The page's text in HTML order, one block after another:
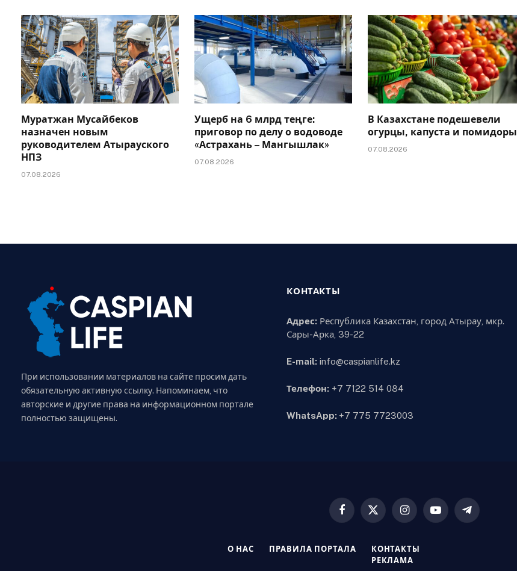
Муратжан Мусайбеков
назначен новым
руководителем Атырауского
НПЗ
07.08.2026
Ущерб на 6 млрд теңге:
приговор по делу о водоводе
«Астрахань – Мангышлак»
07.08.2026
В Казахстане подешевели
огурцы, капуста и помидоры
07.08.2026
При использовании материалов на сайте просим дать
обязательную активную ссылку. Напоминаем, что
авторские и другие права на информационном портале
полностью защищены.
КОНТАКТЫ
Адрес: Республика Казахстан, город Атырау, мкр.
Сары-Арка, 39-22
E-mail: info@caspianlife.kz
Телефон: +7 7122 514 084
WhatsApp: +7 775 7723003
Facebook
X
InstagramYouTubeTelegram
О НАС ПРАВИЛА ПОРТАЛА
КОНТАКТЫ
РЕКЛАМА